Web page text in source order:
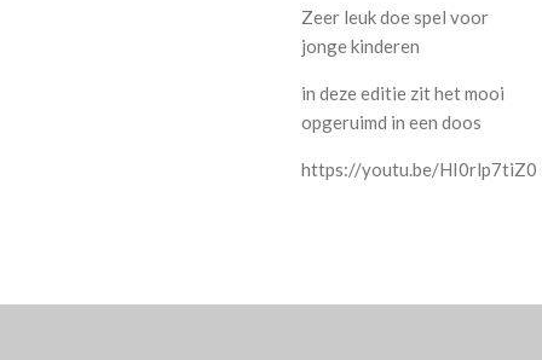
Zeer leuk doe spel voor
jonge kinderen
in deze editie zit het mooi
opgeruimd in een doos
https://youtu.be/HI0rlp7tiZ0